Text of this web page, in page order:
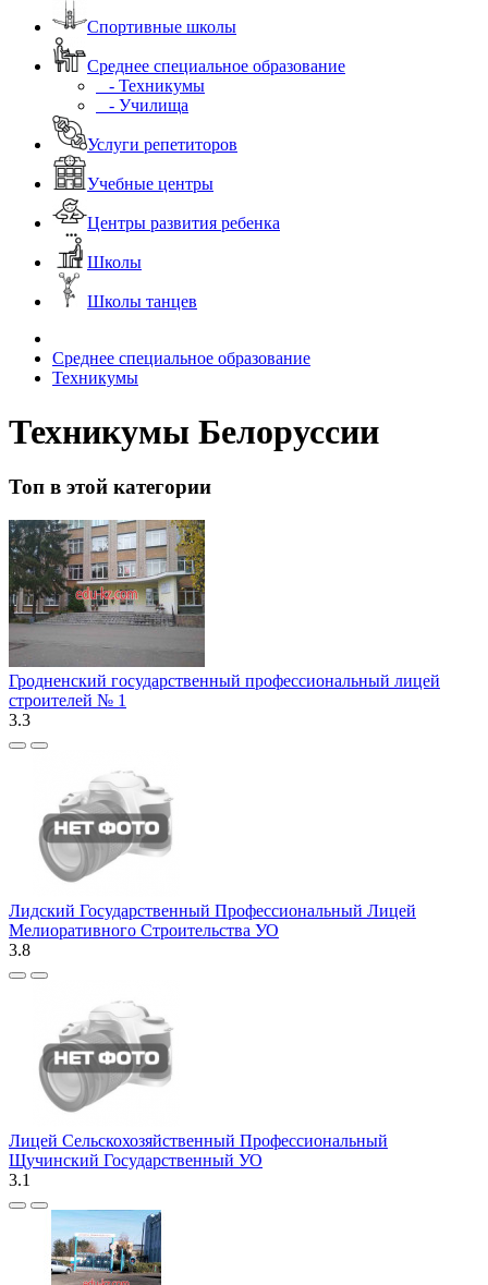
Спортивные школы
Среднее специальное образование
- Техникумы
- Училища
Услуги репетиторов
Учебные центры
Центры развития ребенка
Школы
Школы танцев
Среднее специальное образование
Техникумы
Техникумы Белоруссии
Топ в этой категории
Гродненский государственный профессиональный лицей
строителей № 1
3.3
Лидский Государственный Профессиональный Лицей
Мелиоративного Строительства УО
3.8
Лицей Сельскохозяйственный Профессиональный
Щучинский Государственный УО
3.1